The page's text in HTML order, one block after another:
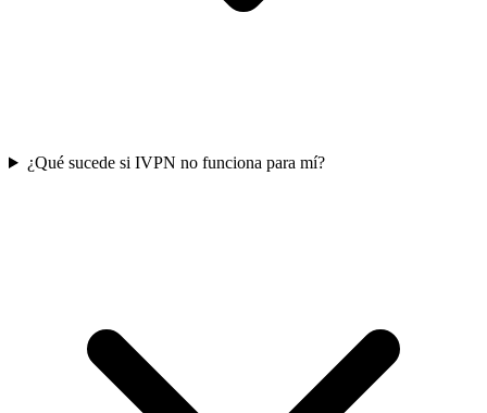
¿Qué sucede si IVPN no funciona para mí?